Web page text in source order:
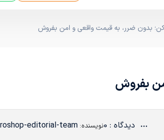
بدون ضرر، به قیمت واقعی و امن بفروش
بفروش
دیدگاه : 0 نویسنده: editorial-team